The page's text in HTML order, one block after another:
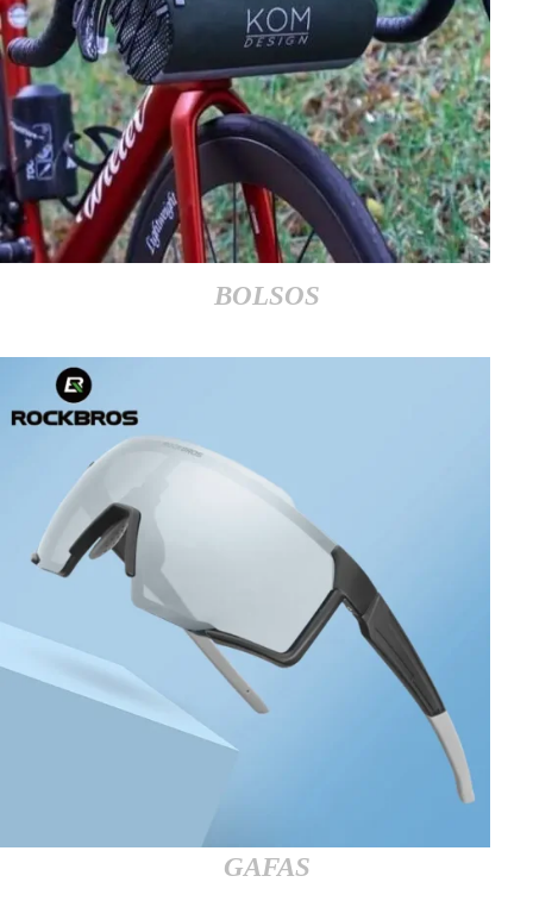
BOLSOS
GAFAS